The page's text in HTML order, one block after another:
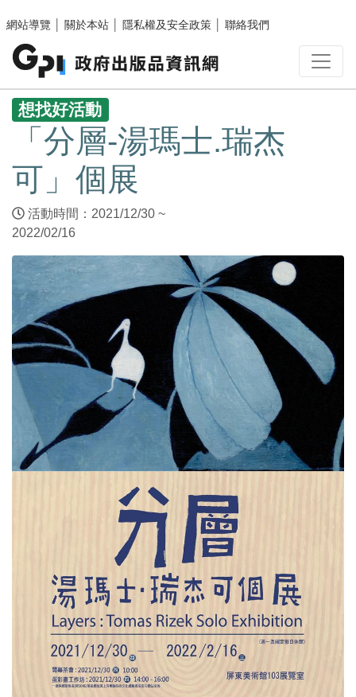
網站導覽
關於本站 隱私權及安全政策 聯絡我們
:::
想找好活動
「分層-湯瑪士.瑞杰
可」個展
活動時間：2021/12/30 ~
2022/02/16